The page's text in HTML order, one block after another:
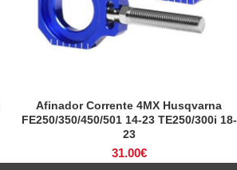
ADICIONAR
Afinador Corrente 4MX Husqvarna
FE250/350/450/501 14-23 TE250/300i 18-
23
31.00€